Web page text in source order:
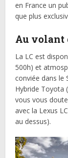
en France un
que plus
Au volant
La LC est
500h) et
conviée dans le
Hybride Toyota
vous vous
avec la Lexus
au dessus).